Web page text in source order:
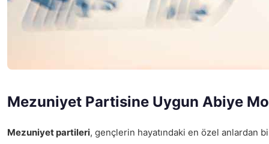
Mezuniyet Partisine Uygun Abiye
Mezuniyet partileri, gençlerin hayatındaki en özel anlardan